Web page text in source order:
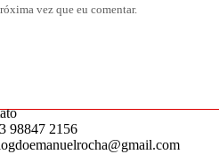
vez que eu comentar.
98847 2156